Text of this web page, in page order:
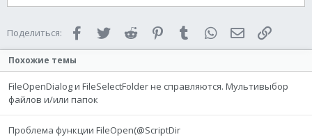
Поделиться: FacebookTwitter Reddit PinterestTumblr WhatsAppЭлектронная
Похожие темы
FileOpenDialog и FileSelectFolder не справляются. Мультивыбор
файлов и/или папок
Проблема функции FileOpen(@ScriptDir